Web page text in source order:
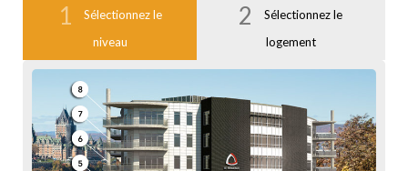
1
Sélectionnez le
niveau
2
Sélectionnez le
logement